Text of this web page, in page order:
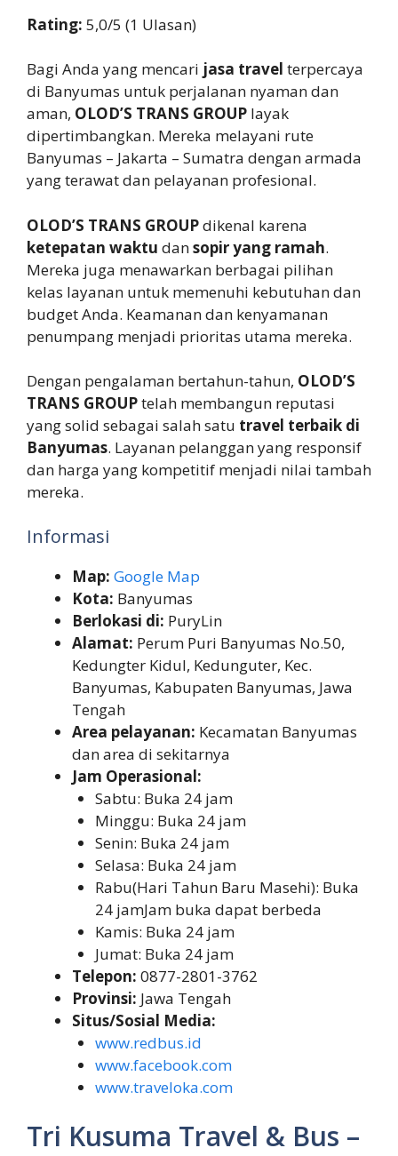
Rating: 5,0/5 (1 Ulasan)
Bagi Anda yang mencari jasa travel terpercaya
di Banyumas untuk perjalanan nyaman dan
aman, OLOD’S TRANS GROUP layak
dipertimbangkan. Mereka melayani rute
Banyumas – Jakarta – Sumatra dengan armada
yang terawat dan pelayanan profesional.
OLOD’S TRANS GROUPdikenal karena
ketepatan waktu dansopir yang ramah.
Mereka juga menawarkan berbagai pilihan
kelas layanan untuk memenuhi kebutuhan dan
budget Anda. Keamanan dan kenyamanan
penumpang menjadi prioritas utama mereka.
Dengan pengalaman bertahun-tahun, OLOD’S
TRANS GROUPtelah membangun reputasi
yang solid sebagai salah satu travel terbaik di
Banyumas. Layanan pelanggan yang responsif
dan harga yang kompetitif menjadi nilai tambah
mereka.
Informasi
Map: Google Map
Kota: Banyumas
Berlokasi di: PuryLin
Alamat: Perum Puri Banyumas No.50,
Kedungter Kidul, Kedunguter, Kec.
Banyumas, Kabupaten Banyumas, Jawa
Tengah
Area pelayanan: Kecamatan Banyumas
dan area di sekitarnya
Jam Operasional:
Sabtu: Buka 24 jam
Minggu: Buka 24 jam
Senin: Buka 24 jam
Selasa: Buka 24 jam
Rabu(Hari Tahun Baru Masehi): Buka
24 jamJam buka dapat berbeda
Kamis: Buka 24 jam
Jumat: Buka 24 jam
Telepon: 0877-2801-3762
Provinsi: Jawa Tengah
Situs/Sosial Media:
www.redbus.id
www.facebook.com
www.traveloka.com
Tri Kusuma Travel & Bus –